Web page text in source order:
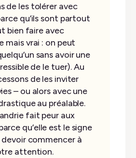
de les tolérer avec
qu’ils sont partout
bien faire avec
mais vrai : on peut
sans avoir une
de le tuer). Au
de les inviter
– ou alors avec une
au préalable.
fait peur aux
qu’elle est le signe
devoir commencer à
attention.